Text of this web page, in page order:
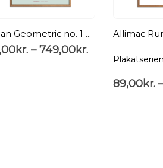
Clean Geometric no. 1 Plakat
kr. – 749,00kr.
Allimac
89,00kr. –